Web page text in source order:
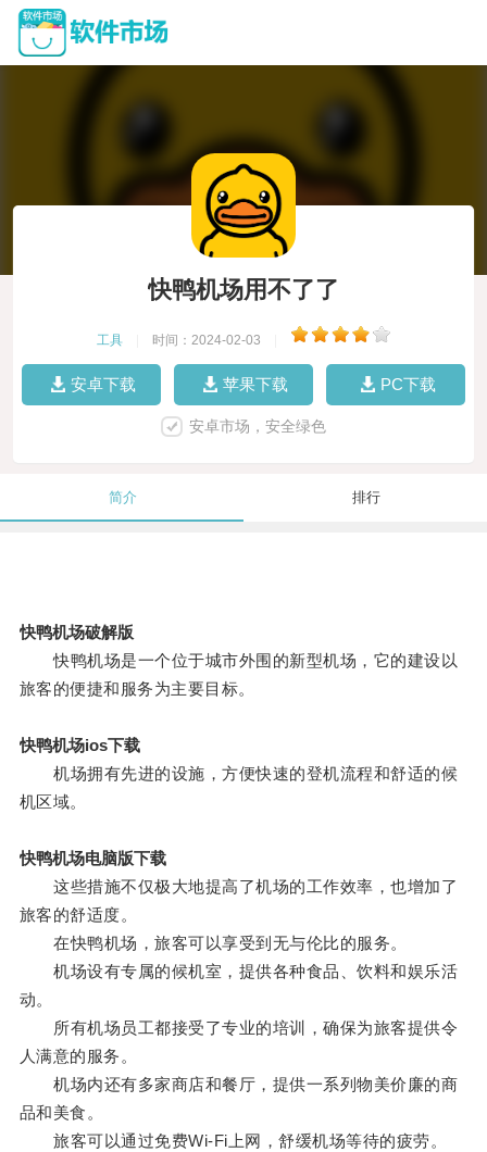
快鸭机场用不了了
工具 时间：2024-02-03
安卓下载 苹果下载 PC下载
安卓市场，安全绿色
简介 排行
快鸭机场破解版
快鸭机场是一个位于城市外围的新型机场，它的建设以
旅客的便捷和服务为主要目标。
快鸭机场ios下载
机场拥有先进的设施，方便快速的登机流程和舒适的候
机区域。
快鸭机场电脑版下载
这些措施不仅极大地提高了机场的工作效率，也增加了
旅客的舒适度。
在快鸭机场，旅客可以享受到无与伦比的服务。
机场设有专属的候机室，提供各种食品、饮料和娱乐活
动。
所有机场员工都接受了专业的培训，确保为旅客提供令
人满意的服务。
机场内还有多家商店和餐厅，提供一系列物美价廉的商
品和美食。
旅客可以通过免费Wi-Fi上网，舒缓机场等待的疲劳。